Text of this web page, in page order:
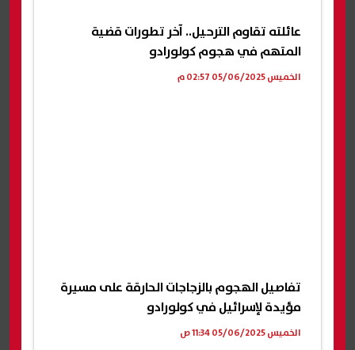
عائلته تقاوم الترحيل.. آخر تطورات قضية
المتهم في هجوم كولورادو
الخميس 05/06/2025 02:57 م
تفاصيل الهجوم بالزجاجات الحارقة على مسيرة
مؤيدة لإسرائيل في كولورادو
الخميس 05/06/2025 11:34 ص